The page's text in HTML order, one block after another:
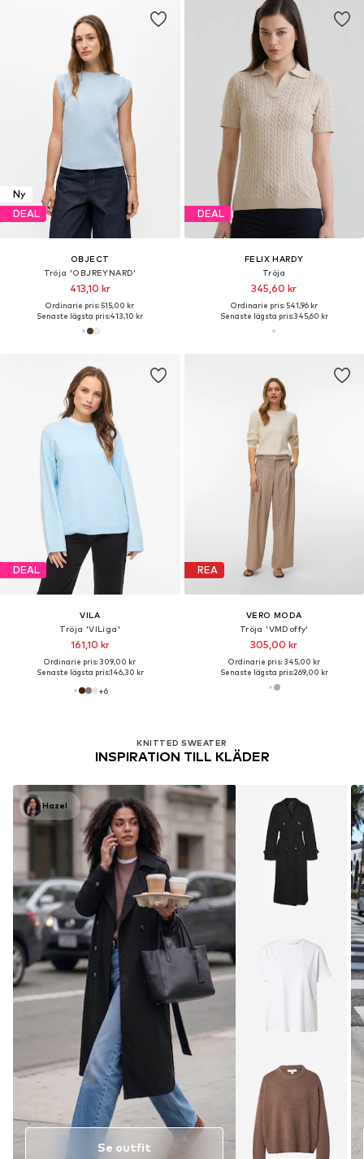
Ny
DEAL
OBJECT
Tröja 'OBJREYNARD'
413,10 kr
Ordinarie pris: 515,00 kr
Senaste lägsta pris:413,10 kr
DEAL
FELIX HARDY
Tröja
345,60 kr
Ordinarie pris: 541,96 kr
Senaste lägsta pris:345,60 kr
DEAL
VILA
Tröja 'VILiga'
161,10 kr
Ordinarie pris: 309,00 kr
Senaste lägsta pris:146,30 kr
+6
KNITTED SWEATER
INSPIRATION TILL KLÄDER
Hazel
Se outfit
REA
VERO MODA
Tröja 'VMDoffy'
305,00 kr
Ordinarie pris: 345,00 kr
Senaste lägsta pris:269,00 kr